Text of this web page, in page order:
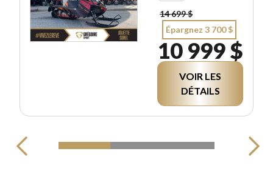
14 699 $
Épargnez 3 700 $
10 999 $
VOIR LES
DÉTAILS